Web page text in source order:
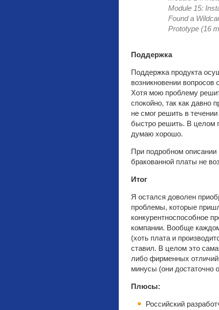
Module 15:
Found a
Prototype (16
Поддержка
Поддержка продукта
возникновении вопросов
Хотя мою проблему
спокойно, так как давно
не смог решить в
быстро решить. В целом
думаю хорошо.
При подробном
бракованной платы не
Итог
Я остался доволен
проблемы, которые
конкурентноспособное
компании. Вообще
(хоть плата и
ставил. В целом это
либо фирменных
минусы (они достаточно
Плюсы:
Российский